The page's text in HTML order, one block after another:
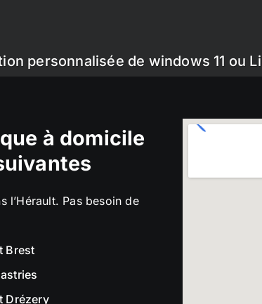
personnalisée de windows 11 ou
à domicile
l’Hérault. Pas besoin de
Brest
Drézery